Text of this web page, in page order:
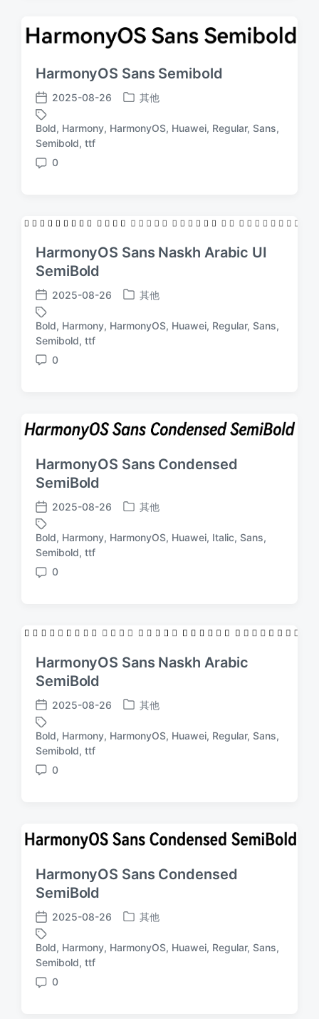
HarmonyOS Sans Semibold
发
布
日
期
2025-08-26
发
于
其他
标
Bold, Harmony, HarmonyOS, Huawei, Regular, Sans,
Semibold, ttf
评
0
HarmonyOS Sans Naskh Arabic UI
SemiBold
发
布
日
期
2025-08-26
发
于
其他
标
签
Bold, Harmony, HarmonyOS, Huawei, Regular, Sans,
Semibold, ttf
评
0
HarmonyOS Sans Condensed
SemiBold
发
布
日
期
2025-08-26
发
于
其他
标
Bold, Harmony, HarmonyOS, Huawei, Italic, Sans,
Semibold, ttf
评
0
HarmonyOS Sans Naskh Arabic
SemiBold
发
布
日
期
2025-08-26
发
于
其他
标
签
Bold, Harmony, HarmonyOS, Huawei, Regular, Sans,
Semibold, ttf
评
0
HarmonyOS Sans Condensed
SemiBold
发
布
日
期
2025-08-26
发
于
其他
标
Bold, Harmony, HarmonyOS, Huawei, Regular, Sans,
Semibold, ttf
评
0